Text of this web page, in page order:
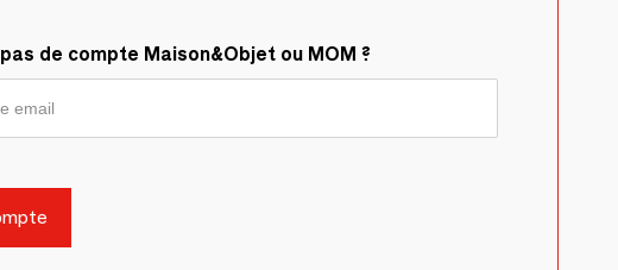
de compte Maison&Objet ou MOM ?